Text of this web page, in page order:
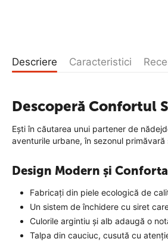
Descriere Caracteristici
Descoperă Confortul
Ești în căutarea unui partener de
aventurile urbane, în sezonul primăvară
Design Modern și
Fabricați din piele ecologică de
Un sistem de închidere cu siret
Culorile argintiu și alb adaugă o
Talpa din cauciuc, cusută cu